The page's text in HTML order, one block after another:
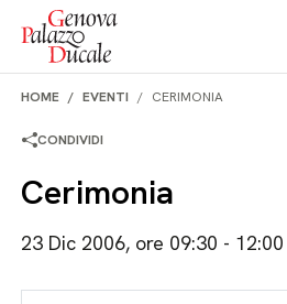
Salta al contenuto
HOME EVENTI CERIMONIA
CONDIVIDI
Cerimonia
23 Dic 2006, ore 09:30 - 12:00